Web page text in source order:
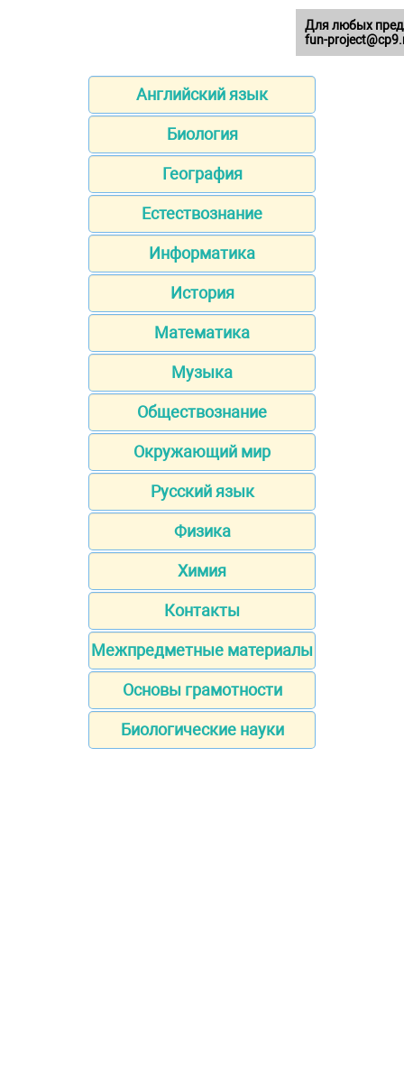
Английский язык
Биология
География
Естествознание
Информатика
История
Математика
Музыка
Обществознание
Окружающий мир
Русский язык
Физика
Химия
Контакты
Межпредметные материалы
Основы грамотности
Биологические науки
Для любых
fun-